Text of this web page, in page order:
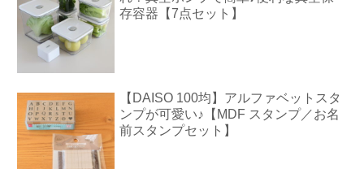
存容器【7点セット】
【DAISO 100均】アルファベットスタ
ンプが可愛い♪【MDF スタンプ／お名
前スタンプセット】